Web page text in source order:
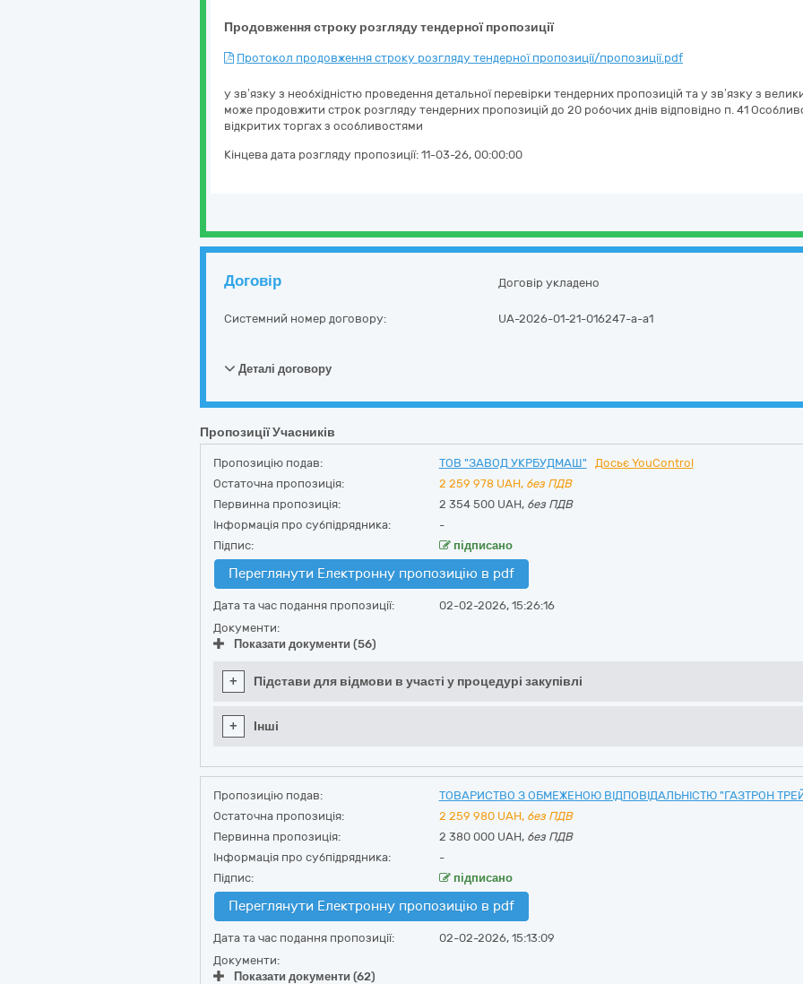
Продовження строку розгляду тендерної пропозиції
Протокол продовження строку розгляду тендерної пропозиції/пропозиції.pdf
у зв’язку з необхідністю проведення детальної перевірки тендерних пропозицій та у зв’язку з
може продовжити строк розгляду тендерних пропозицій до 20 робочих днів відповідно п. 41
відкритих торгах з особливостями
Кінцева дата розгляду пропозиції: 11-03-26, 00:00:00
Договір Договір укладено
Системний номер договору: UA-2026-01-21-016247-a-a1
Деталі договору
Пропозиції Учасників
Пропозицію подав: ТОВ "ЗАВОД УКРБУДМАШ"
Досьє YouControl
Остаточна пропозиція:
2 259 978 UAH, без ПДВ
Первинна пропозиція:
2 354 500 UAH, без ПДВ
Інформація про субпідрядника:
-
Підпис:
підписано
Переглянути Електронну пропозицію в pdf
Дата та час подання пропозиції:
02-02-2026, 15:26:16
Документи:
Показати документи (56)
+ Підстави для відмови в участі у процедурі закупівлі
+ Інші
Пропозицію подав: ТОВАРИСТВО З ОБМЕЖЕНОЮ ВІДПОВІДАЛЬНІСТЮ "ГАЗТРОН
Остаточна пропозиція:
2 259 980 UAH, без ПДВ
Первинна пропозиція:
2 380 000 UAH, без ПДВ
Інформація про субпідрядника:
-
Підпис:
підписано
Переглянути Електронну пропозицію в pdf
Дата та час подання пропозиції:
02-02-2026, 15:13:09
Документи:
Показати документи (62)